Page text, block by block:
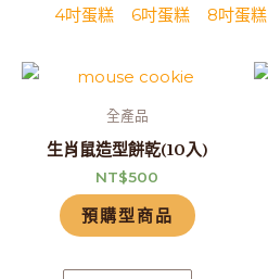
4吋蛋糕 6吋蛋糕 8吋蛋糕
全產品
生肖鼠造型餅乾(10入)
NT$500
預購型商品